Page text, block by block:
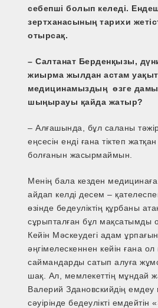
себепші болып келеді.
зертханасының тарихи
отырсақ.
– Салтанат Берденқызы,
жиырма жылдан астам
медицинамыздың өзге
шыңырауы қайда жатыр?
– Алғашында, бұл саланы
еңсесін енді ғана тіктеп
болғанын жасырмаймын.
Менің бала кезден
айдап келді десем –
өзінде бедеуліктің құрбаны
сұрыпталған бұл мақсатымды
Кейін Мәскеудегі адам
әңгімелескеннен кейін ғана
саймандарды сатып алуға
шақ. Ал, мемлекеттің мұндай
Валерий Здановскийдің емдеу
сәуірінде бедеулікті